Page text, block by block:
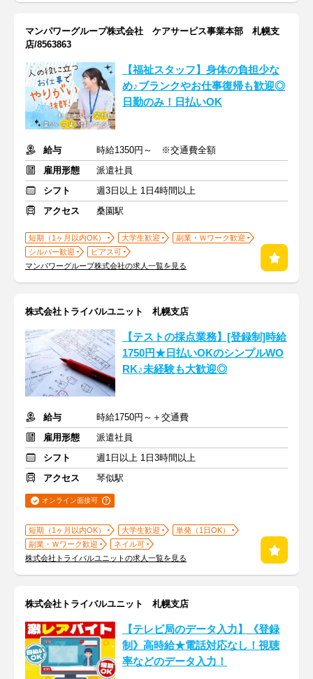
マンパワーグループ株式会社 ケアサービス事業本部 札幌支
店/8563863
【福祉スタッフ】身体の負担少な
め♪ブランクやお仕事復帰も歓迎◎
日勤のみ！日払いOK
給与
時給1350円～ ※交通費全額
雇用形態
派遣社員
シフト
週3日以上 1日4時間以上
アクセス
桑園駅
短期（1ヶ月以内OK） 大学生歓迎
副業・Ｗワーク歓迎
シルバー歓迎
ピアス可
マンパワーグループ株式会社の求人一覧を見る
株式会社トライバルユニット 札幌支店
【テストの採点業務】[登録制]時給
1750円★日払いOKのシンプルWO
RK♪未経験も大歓迎◎
給与
時給1750円～＋交通費
雇用形態
派遣社員
シフト
週1日以上 1日3時間以上
アクセス
琴似駅
オンライン面接可
短期（1ヶ月以内OK） 大学生歓迎
単発（1日OK）
副業・Ｗワーク歓迎
ネイル可
株式会社トライバルユニットの求人一覧を見る
株式会社トライバルユニット 札幌支店
【テレビ局のデータ入力】《登録
制》高時給★電話対応なし！視聴
率などのデータ入力！